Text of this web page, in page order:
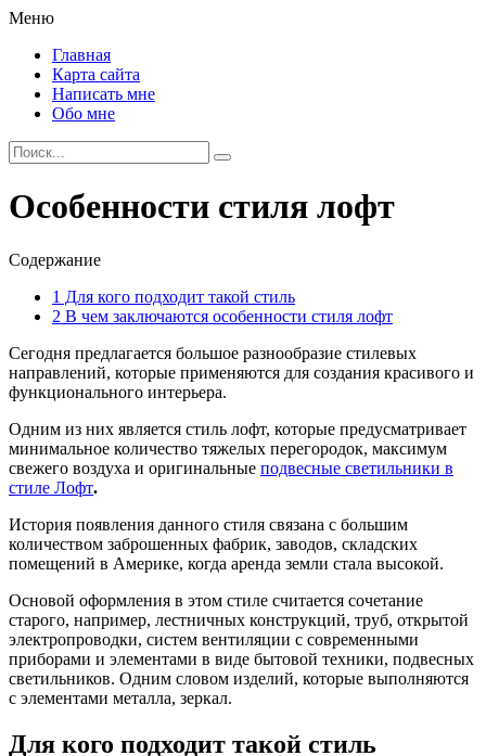
Меню
Главная
Карта сайта
Написать мне
Обо мне
Особенности стиля лофт
Содержание
1 Для кого подходит такой стиль
2 В чем заключаются особенности стиля лофт
Сегодня предлагается большое разнообразие стилевых
направлений, которые применяются для создания красивого и
функционального интерьера.
Одним из них является стиль лофт, которые предусматривает
минимальное количество тяжелых перегородок, максимум
свежего воздуха и оригинальные подвесные светильники в
стиле Лофт.
История появления данного стиля связана с большим
количеством заброшенных фабрик, заводов, складских
помещений в Америке, когда аренда земли стала высокой.
Основой оформления в этом стиле считается сочетание
старого, например, лестничных конструкций, труб, открытой
электропроводки, систем вентиляции с современными
приборами и элементами в виде бытовой техники, подвесных
светильников. Одним словом изделий, которые выполняются
с элементами металла, зеркал.
Для кого подходит такой стиль